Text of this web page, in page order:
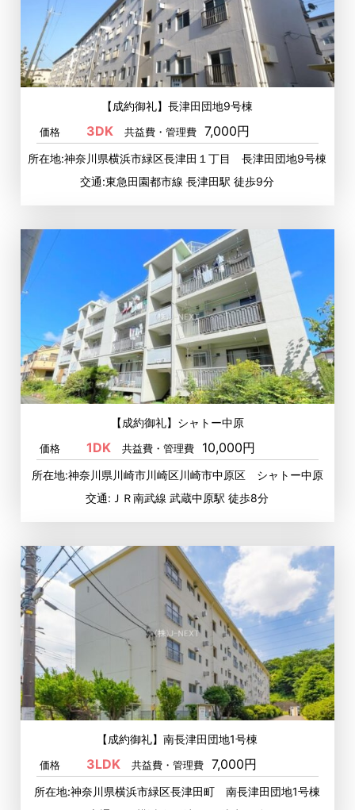
【成約御礼】長津田団地9号棟
価格 3DK 共益費・管理費 7,000円
所在地:神奈川県横浜市緑区長津田１丁目 長津田団地9号棟
交通:東急田園都市線 長津田駅 徒歩9分
【成約御礼】シャトー中原
価格 1DK 共益費・管理費 10,000円
所在地:神奈川県川崎市川崎区川崎市中原区 シャトー中原
交通:ＪＲ南武線 武蔵中原駅 徒歩8分
【成約御礼】南長津田団地1号棟
価格 3LDK 共益費・管理費 7,000円
所在地:神奈川県横浜市緑区長津田町 南長津田団地1号棟